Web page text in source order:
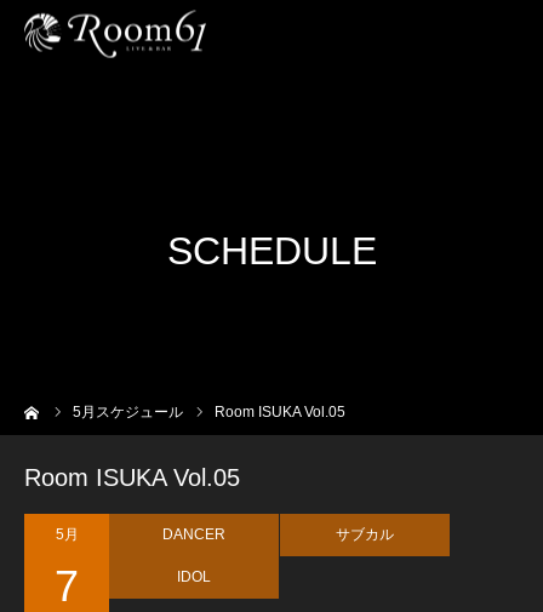
SCHEDULE
5月スケジュール Room ISUKA Vol.05
Room ISUKA Vol.05
5月
7
DANCER サブカル
IDOL